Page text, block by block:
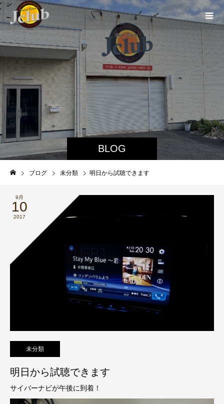
BLOG
ブログ 未分類 明日から試聴できます
9月
10
2017
未分類
明日から試聴できます
サイバーナビが午後に到着！